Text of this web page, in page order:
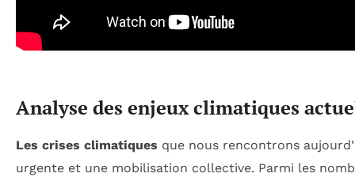
Analyse des enjeux climatiques
Les crises climatiques que nous rencontrons
urgente et une mobilisation collective. Parmi les